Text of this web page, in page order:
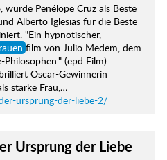
Penélope Cruz als Beste
Alberto Iglesias für die Beste
"Ein hypnotischer,
film von Julio Medem, dem
Philosophen." (epd Film)
Oscar-Gewinnerin
starke Frau,…
ursprung-der-liebe-2/
Ursprung der Liebe